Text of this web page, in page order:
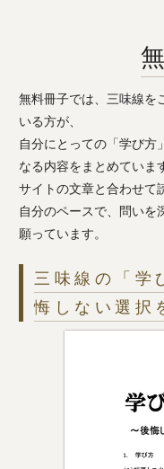
無料冊子では、三味線を
いる方が、
自分にとっての「学び方
なる内容をまとめていま
サイトの文章と合わせて
自分のペースで、問いを
願っています。
三味線の「学
悔しない選択